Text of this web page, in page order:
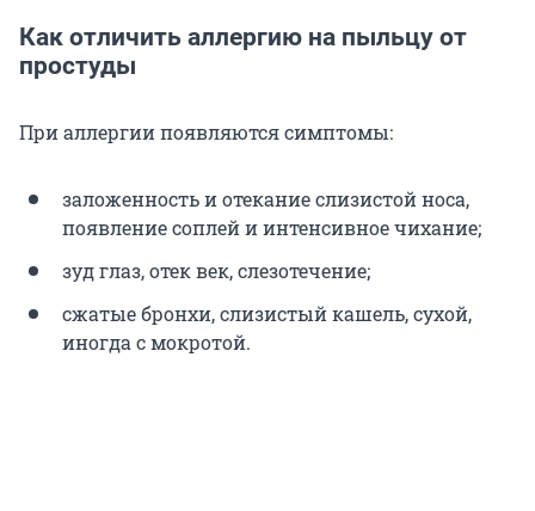
Как отличить аллергию на пыльцу от
простуды
При аллергии появляются симптомы:
заложенность и отекание слизистой носа,
появление соплей и интенсивное чихание;
зуд глаз, отек век, слезотечение;
сжатые бронхи, слизистый кашель, сухой,
иногда с мокротой.